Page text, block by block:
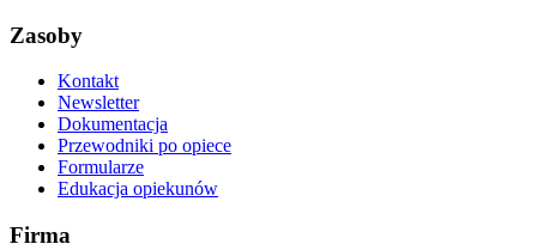
Zasoby
Kontakt
Newsletter
Dokumentacja
Przewodniki po opiece
Formularze
Edukacja opiekunów
Firma